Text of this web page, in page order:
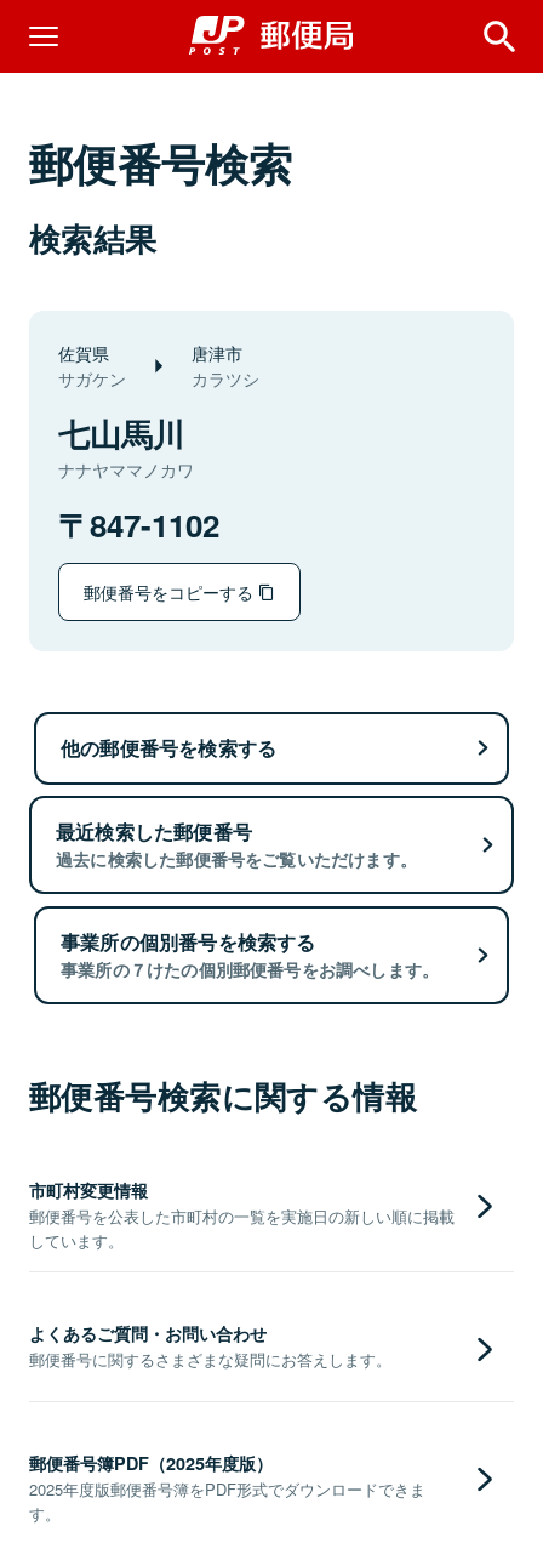
郵便番号検索
検索結果
佐賀県
サガケン
唐津市
カラツシ
七山馬川
ナナヤママノカワ
847-1102
郵便番号をコピーする
他の郵便番号を検索する
最近検索した郵便番号
過去に検索した郵便番号をご覧いただけます。
事業所の個別番号を検索する
事業所の７けたの個別郵便番号をお調べします。
郵便番号検索に関する情報
市町村変更情報
郵便番号を公表した市町村の一覧を実施日の新しい順に掲載
しています。
よくあるご質問・お問い合わせ
郵便番号に関するさまざまな疑問にお答えします。
郵便番号簿PDF（2025年度版）
2025年度版郵便番号簿をPDF形式でダウンロードできま
す。